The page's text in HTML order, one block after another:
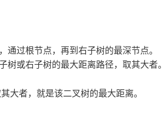
过根节点，再到右子树的最深节点。
或右子树的最大距离路径，取其大者。
大者，就是该二叉树的最大距离。